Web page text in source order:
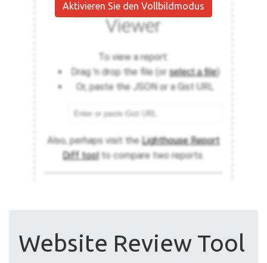
Aktivieren Sie den Vollbildmodus
Website Review Tool